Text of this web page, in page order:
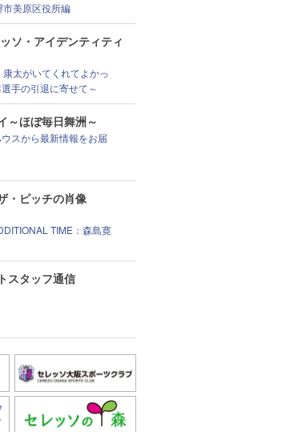
市美原区役所編
ソ・アイデンティティ
太がいてくれてよかっ
手の引退に寄せて～
～ほぼ毎日舞洲～
スから最新情報をお届
・ピッチの肖像
TIME：森島寛
スタッフ通信